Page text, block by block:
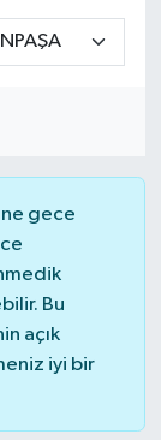
gece
Bu
açık
iyi bir